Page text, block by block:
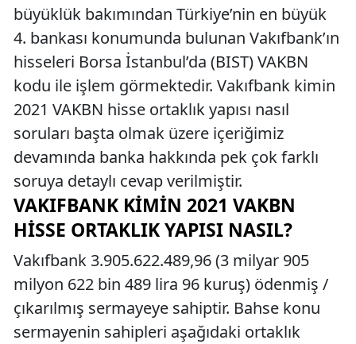
büyüklük bakımından Türkiye’nin en büyük
4. bankası konumunda bulunan Vakıfbank’ın
hisseleri Borsa İstanbul’da (BIST) VAKBN
kodu ile işlem görmektedir. Vakıfbank kimin
2021 VAKBN hisse ortaklık yapısı nasıl
soruları başta olmak üzere içeriğimiz
devamında banka hakkında pek çok farklı
soruya detaylı cevap verilmiştir.
VAKIFBANK KIMIN 2021 VAKBN
HISSE ORTAKLIK YAPISI NASIL?
Vakıfbank 3.905.622.489,96 (3 milyar 905
milyon 622 bin 489 lira 96 kuruş) ödenmiş /
çıkarılmış sermayeye sahiptir. Bahse konu
sermayenin sahipleri aşağıdaki ortaklık